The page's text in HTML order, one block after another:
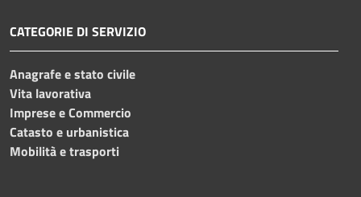
CATEGORIE DI SERVIZIO
Anagrafe e stato civile
Vita lavorativa
Imprese e Commercio
Catasto e urbanistica
Mobilità e trasporti